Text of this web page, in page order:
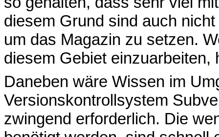
diesem Grund sind auch
um das Magazin zu setzen.
diesem Gebiet einzuarbeiten,
Daneben wäre Wissen im
Versionskontrollsystem
zwingend erforderlich. Die